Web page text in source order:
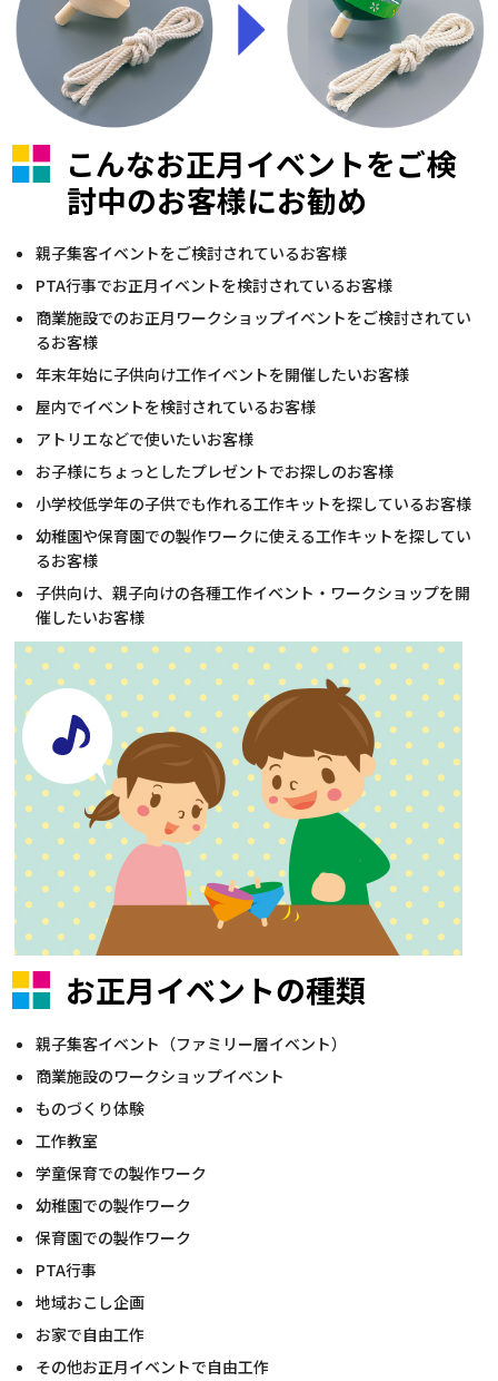
こんなお正月イベントをご検
討中のお客様にお勧め
親子集客イベントをご検討されているお客様
PTA行事でお正月イベントを検討されているお客様
商業施設でのお正月ワークショップイベントをご検討されてい
るお客様
年末年始に子供向け工作イベントを開催したいお客様
屋内でイベントを検討されているお客様
アトリエなどで使いたいお客様
お子様にちょっとしたプレゼントでお探しのお客様
小学校低学年の子供でも作れる工作キットを探しているお客様
幼稚園や保育園での製作ワークに使える工作キットを探してい
るお客様
子供向け、親子向けの各種工作イベント・ワークショップを開
催したいお客様
お正月イベントの種類
親子集客イベント（ファミリー層イベント）
商業施設のワークショップイベント
ものづくり体験
工作教室
学童保育での製作ワーク
幼稚園での製作ワーク
保育園での製作ワーク
PTA行事
地域おこし企画
お家で自由工作
その他お正月イベントで自由工作